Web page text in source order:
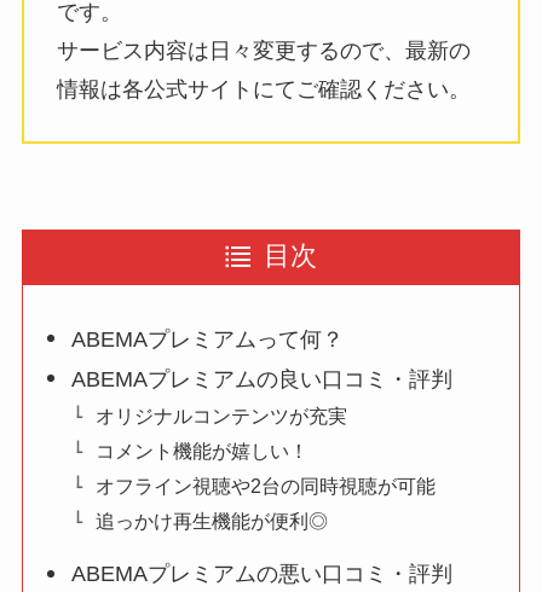
です。
サービス内容は日々変更するので、最新の
情報は各公式サイトにてご確認ください。
目次
ABEMAプレミアムって何？
ABEMAプレミアムの良い口コミ・評判
オリジナルコンテンツが充実
コメント機能が嬉しい！
オフライン視聴や2台の同時視聴が可能
追っかけ再生機能が便利◎
ABEMAプレミアムの悪い口コミ・評判